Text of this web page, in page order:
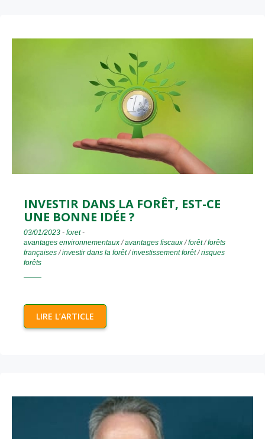
INVESTIR DANS LA FORÊT, EST-CE
UNE BONNE IDÉE ?
03/01/2023 - foret-
avantages environnementaux/avantages fiscaux/forêt/forêts
françaises/investir dans la forêt/investissement forêt/risques
forêts
LIRE L’ARTICLE